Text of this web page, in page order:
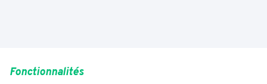
Fonctionnalités